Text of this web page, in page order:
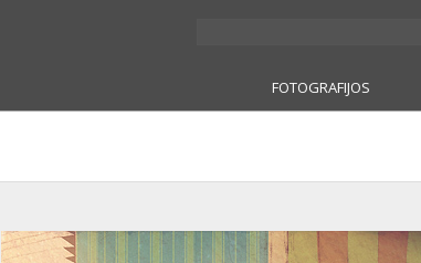
FOTOGRAFIJOS